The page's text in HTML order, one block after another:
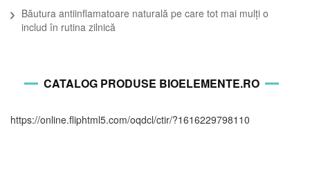
Băutura antiinflamatoare naturală pe care tot mai mulți o
includ în rutina zilnică
CATALOG PRODUSE BIOELEMENTE.RO
https://online.fliphtml5.com/oqdcl/ctir/?1616229798110